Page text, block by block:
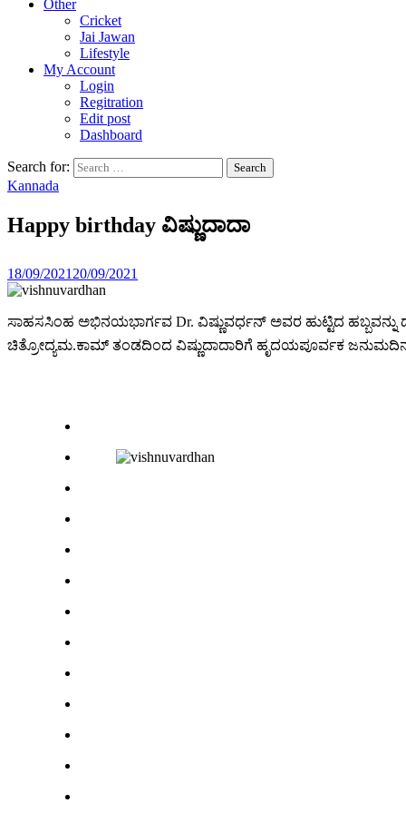
Other
Cricket
Jai Jawan
Lifestyle
My Account
Login
Regitration
Edit post
Dashboard
Search for:
Kannada
Happy birthday ವಿಷ್ಣುದಾದಾ
18/09/2021 20/09/2021
ಸಾಹಸಸಿಂಹ ಅಭಿನಯಭಾರ್ಗವ Dr. ವಿಷ್ಣುವರ್ಧನ್ ಅವರ ಹುಟ್ಟಿದ
ಚಿತ್ರೋದ್ಯಮ.ಕಾಮ್ ತಂಡದಿಂದ ವಿಷ್ಣುದಾದಾರಿಗೆ ಹೃದಯಪೂರ್ವಕ ಜನುಮದಿನದ